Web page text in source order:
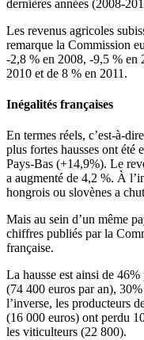
dernières années (2008-
Les revenus agricoles
remarque la Commission
-2,8 % en 2008, -9,5 % en
2010 et de 8 % en 2011.
Inégalités françaises
En termes réels, c’est-à-
plus fortes hausses ont été
Pays-Bas (+14,9%). Le
a augmenté de 4,2 %. À
hongrois ou slovènes a
Mais au sein d’un même
chiffres publiés par la
française.
La hausse est ainsi de
(74 400 euros par an),
l’inverse, les producteurs
(16 000 euros) ont perdu
les viticulteurs (22 800).